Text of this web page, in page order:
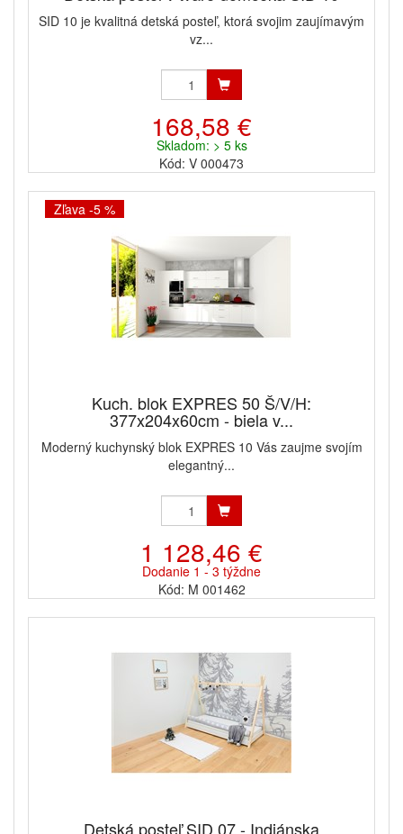
SID 10 je kvalitná detská posteľ, ktorá svojim zaujímavým
vz...
168,58 €
Skladom: > 5 ks
Kód: V 000473
Zľava -5 %
Kuch. blok EXPRES 50 Š/V/H:
377x204x60cm - biela v...
Moderný kuchynský blok EXPRES 10 Vás zaujme svojím
elegantný...
1 128,46 €
Dodanie 1 - 3 týždne
Kód: M 001462
Detská posteľ SID 07 - Indiánska